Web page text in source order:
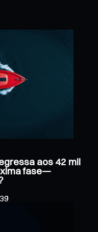
aos 42 mil
fase—